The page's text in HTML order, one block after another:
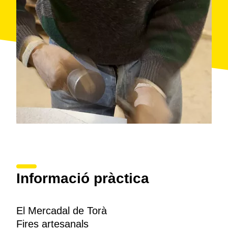
Informació pràctica
El Mercadal de Torà
Fires artesanals